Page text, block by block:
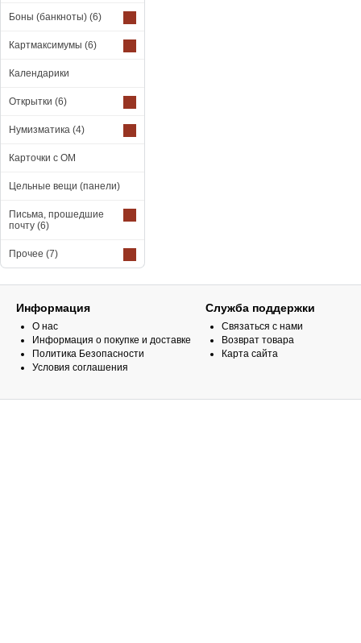
Боны (банкноты) (6)
Картмаксимумы (6)
Календарики
Открытки (6)
Нумизматика (4)
Карточки с ОМ
Цельные вещи (панели)
Письма, прошедшие
почту (6)
Прочее (7)
Информация
О нас
Информация о покупке и доставке
Политика Безопасности
Условия соглашения
Служба поддержки
Связаться с нами
Возврат товара
Карта сайта